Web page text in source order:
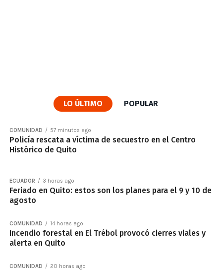
LO ÚLTIMO POPULAR
COMUNIDAD 57 minutos ago
Policía rescata a víctima de secuestro en el Centro
Histórico de Quito
ECUADOR 3 horas ago
Feriado en Quito: estos son los planes para el 9 y 10 de
agosto
COMUNIDAD 14 horas ago
Incendio forestal en El Trébol provocó cierres viales y
alerta en Quito
COMUNIDAD 20 horas ago